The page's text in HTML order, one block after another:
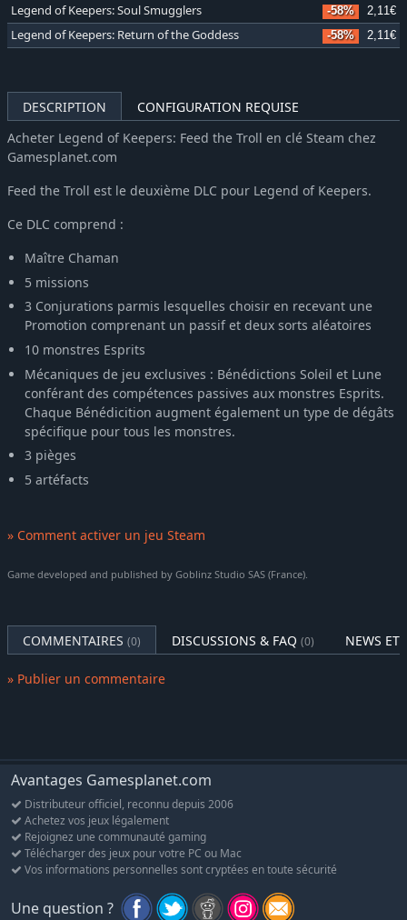
Legend of Keepers: Soul Smugglers -58% 2,11€
Legend of Keepers: Return of the Goddess -58% 2,11€
DESCRIPTION
CONFIGURATION REQUISE
Acheter Legend of Keepers: Feed the Troll en clé Steam chez
Gamesplanet.com
Feed the Troll est le deuxième DLC pour Legend of Keepers.
Ce DLC comprend :
Maître Chaman
5 missions
3 Conjurations parmis lesquelles choisir en recevant une
Promotion comprenant un passif et deux sorts aléatoires
10 monstres Esprits
Mécaniques de jeu exclusives : Bénédictions Soleil et Lune
conférant des compétences passives aux monstres Esprits.
Chaque Bénédicition augment également un type de dégâts
spécifique pour tous les monstres.
3 pièges
5 artéfacts
» Comment activer un jeu Steam
Game developed and published by Goblinz Studio SAS (France).
COMMENTAIRES (0) DISCUSSIONS & FAQ (0) NEWS ET
» Publier un commentaire
Avantages Gamesplanet.com
Distributeur officiel, reconnu depuis 2006
Achetez vos jeux légalement
Rejoignez une communauté gaming
Télécharger des jeux pour votre PC ou Mac
Vos informations personnelles sont cryptées en toute sécurité
Une question ?